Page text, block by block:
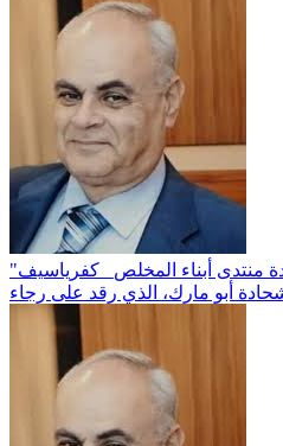
منتدى أبناء المخلص_ كفرياسيف
أبو مارك، الذي رقد على رجاء